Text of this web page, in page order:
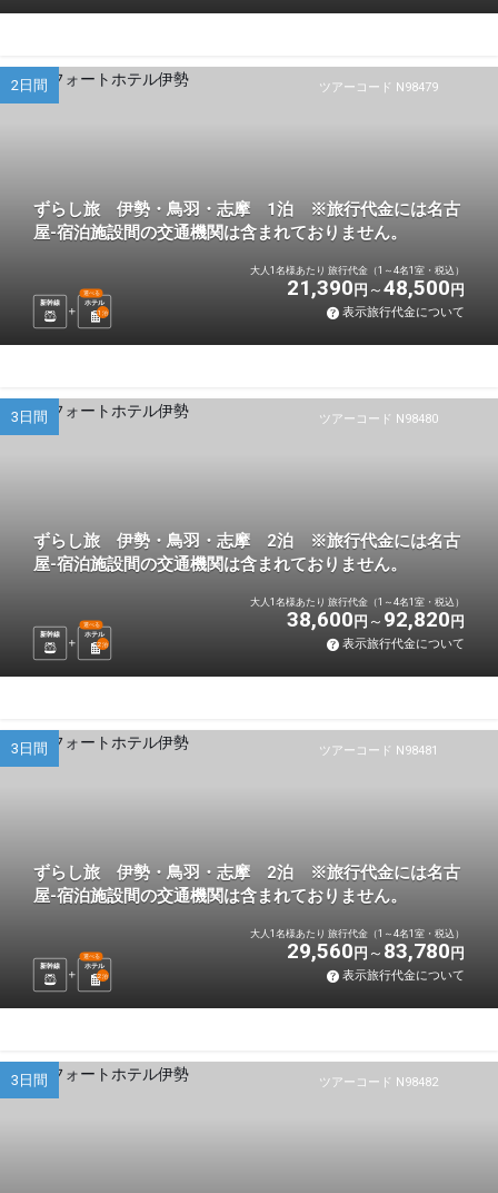
ツアーコード N98479
2日間
ずらし旅 伊勢・鳥羽・志摩 1泊 ※旅行代金には名古
屋-宿泊施設間の交通機関は含まれておりません。
新幹線 ホテル
選べる
1 泊
大人1名様あたり 旅行代金（1～4名1室・税込）
21,390 円 48,500 円
表示旅行代金について
ツアーコード N98480
3日間
ずらし旅 伊勢・鳥羽・志摩 2泊 ※旅行代金には名古
屋-宿泊施設間の交通機関は含まれておりません。
新幹線 ホテル
選べる
2泊
大人1名様あたり 旅行代金（1～4名1室・税込）
38,600 円 92,820 円
表示旅行代金について
ツアーコード N98481
3日間
ずらし旅 伊勢・鳥羽・志摩 2泊 ※旅行代金には名古
屋-宿泊施設間の交通機関は含まれておりません。
新幹線 ホテル
選べる
2泊
大人1名様あたり 旅行代金（1～4名1室・税込）
29,560 円 83,780 円
表示旅行代金について
ツアーコード N98482
3日間